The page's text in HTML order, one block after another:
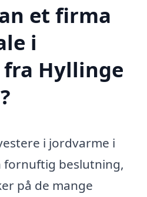
et firma
i
Hyllinge
i jordvarme i
fornuftig beslutning,
på de mange